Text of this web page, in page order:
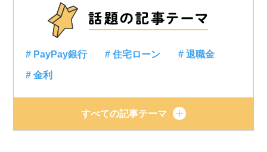
# PayPay銀行 # 住宅ローン # 退職金
# 金利
すべての記事テーマ